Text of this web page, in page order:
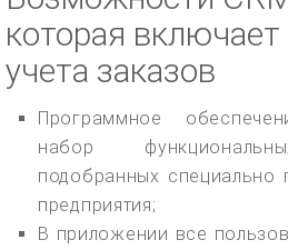
которая
учета заказов
Программное
набор
подобранных специально
предприятия;
В приложении все